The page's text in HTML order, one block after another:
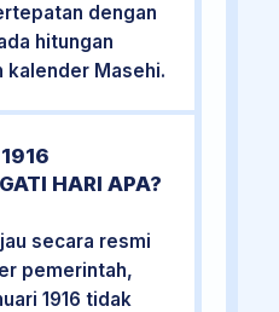
dengan
hitungan
kalender Masehi.
HARI APA?
secara resmi
pemerintah,
1916 tidak